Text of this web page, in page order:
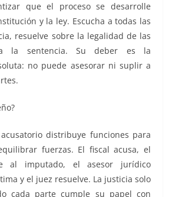
que el proceso se desarrolle
y la ley. Escucha a todas las
resuelve sobre la legalidad de las
la sentencia. Su deber es la
no puede asesorar ni suplir a
distribuye funciones para
fuerzas. El fiscal acusa, el
al imputado, el asesor jurídico
y el juez resuelve. La justicia solo
cada parte cumple su papel con